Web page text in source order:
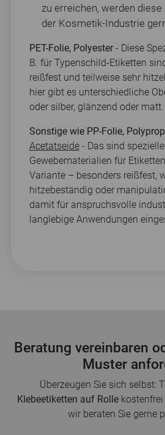
zu erreichen, werden diese
der Kosmetik-Industrie
PET-Folie, Polyester- Diese
B. für Typenschild-Etiketten
reißfest und teilweise sehr
hier gibt es unterschiedliche
oder silber, glänzend oder matt.
Sonstige wie PP-Folie,
Acetatseide- Das sind
Gewebematerialien für
Variante – besonders reißfest,
hitzebeständig oder
damit für anspruchsvolle
langlebige Anwendungen
Beratung vereinbaren
Muster
Überzeugen Sie sich selbst:
Klebeetiketten auf Rollekostenfrei
wir beraten Sie gerne